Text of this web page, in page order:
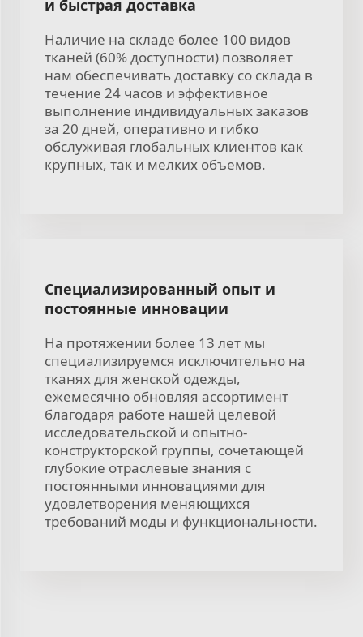
и быстрая доставка
Наличие на складе более 100 видов
тканей (60% доступности) позволяет
нам обеспечивать доставку со склада в
течение 24 часов и эффективное
выполнение индивидуальных заказов
за 20 дней, оперативно и гибко
обслуживая глобальных клиентов как
крупных, так и мелких объемов.
Специализированный опыт и
постоянные инновации
На протяжении более 13 лет мы
специализируемся исключительно на
тканях для женской одежды,
ежемесячно обновляя ассортимент
благодаря работе нашей целевой
исследовательской и опытно-
конструкторской группы, сочетающей
глубокие отраслевые знания с
постоянными инновациями для
удовлетворения меняющихся
требований моды и функциональности.